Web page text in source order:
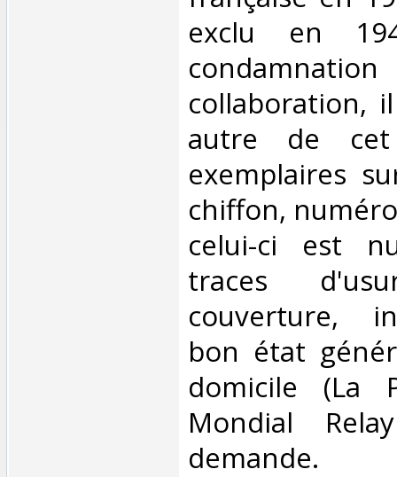
exclu en
collaboration,
autre de
exemplaires
chiffon,
celui-ci est
traces
couverture,
bon état
domicile (La
Mondial
demande.‎